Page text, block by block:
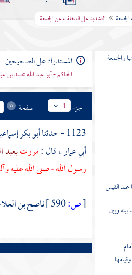
التشديد على التخلف عن الجمعة
والجمعة
عبد القيس
وبين
المستدرك على الصحيحين
الحاكم - أبو عبد الله محمد بن
جزء 1 صفحة
1123 - حدثنا أبو بكر
أبي عمار، قال :مررت
رسول الله - صلى الله عليه
[ص: ناصح بن